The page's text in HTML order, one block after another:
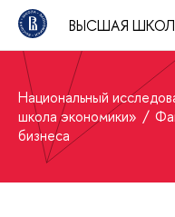
ВЫСШАЯ
Национальный
школа экономики»
бизнеса